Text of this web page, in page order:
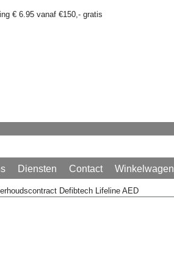
€ 6.95 vanaf €150,- gratis
Diensten Contact Winkelwagen
Defibtech Lifeline AED